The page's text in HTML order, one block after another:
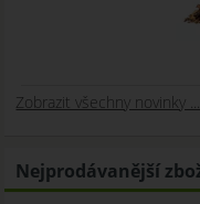
Zobrazit všechny novinky ...
Nejprodávanější